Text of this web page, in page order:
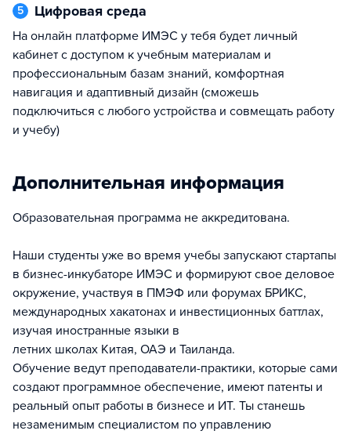
5 Цифровая среда
на онлайн платформе ИМЭС у тебя будет личный
кабинет с доступом к учебным материалам и
профессиональным базам знаний, комфортная
навигация и адаптивный дизайн (сможешь
подключиться с любого устройства и совмещать работу
и учебу)
Дополнительная информация
Образовательная программа не аккредитована.
Наши студенты уже во время учебы запускают стартапы
в бизнес-инкубаторе ИМЭС и формируют свое деловое
окружение, участвуя в ПМЭФ или форумах БРИКС,
международных хакатонах и инвестиционных баттлах,
изучая иностранные языки в
летних школах Китая, ОАЭ и Таиланда.
Обучение ведут преподаватели-практики, которые сами
создают программное обеспечение, имеют патенты и
реальный опыт работы в бизнесе и ИТ. Ты станешь
незаменимым специалистом по управлению